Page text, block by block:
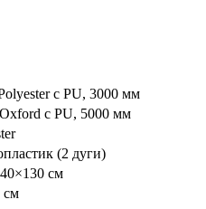
c PU, 3000 мм
c PU, 5000 мм
(2 дуги)
см
см